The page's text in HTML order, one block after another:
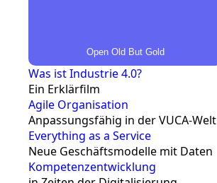
Open Old But Gold
Was ist Industrie 4.0?
Ein Erklärfilm
Agile Organisation
Anpassungsfähig in der VUCA-Welt
Everything as a Service
Neue Geschäftsmodelle mit Daten
Kompetenzentwicklung